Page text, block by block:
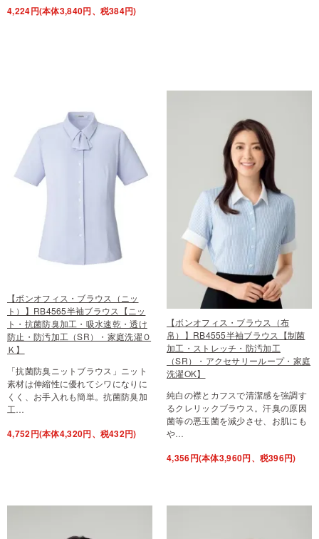
4,224円(本体3,840円、税384円)
【ボンオフィス・ブラウス（ニッ
ト）】RB4565半袖ブラウス【ニッ
ト・抗菌防臭加工・吸水速乾・透け
防止・防汚加工（SR）・家庭洗濯Ｏ
Ｋ】
「抗菌防臭ニットブラウス」ニット
素材は伸縮性に優れてシワになりに
くく、お手入れも簡単。抗菌防臭加
工…
4,752円(本体4,320円、税432円)
【ボンオフィス・ブラウス（布
帛）】RB4555半袖ブラウス【制菌
加工・ストレッチ・防汚加工
（SR）・アクセサリーループ・家庭
洗濯OK】
純白の襟とカフスで清潔感を強調す
るクレリックブラウス。汗臭の原因
菌等の悪玉菌を減少させ、お肌にも
や…
4,356円(本体3,960円、税396円)